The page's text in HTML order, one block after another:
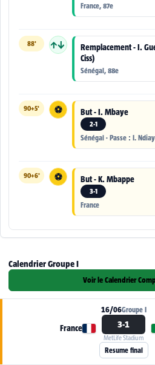
France, 87e
88' ↑↓
Remplacement - I.
Ciss)
Sénégal, 88e
90+5' ⚽ But - I. Mbaye
2-1
Sénégal · Passe : I.
90+6' ⚽ But - K. Mbappe
3-1
France
Calendrier Groupe I
Voir le Calendrier
Voir la
16/06Groupe I
France 3-1
MetLife Stadium
Resume final